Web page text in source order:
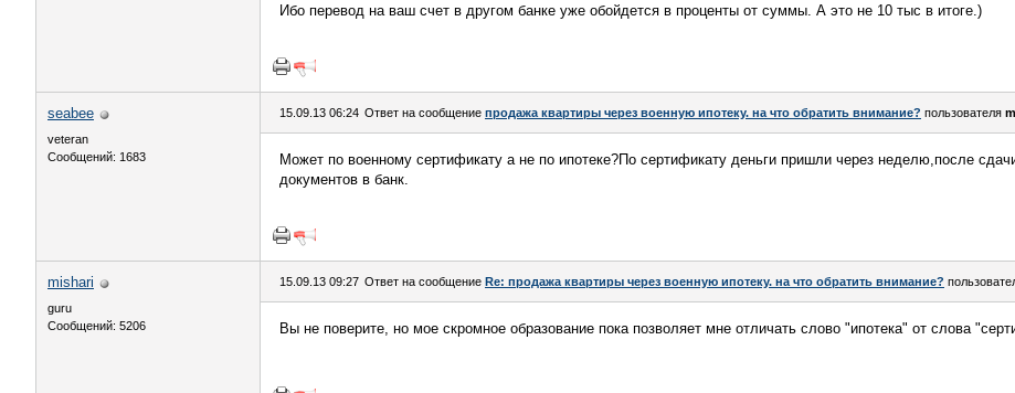
Ибо перевод на ваш счет в другом банке уже обойдется в проценты от суммы. А это не 10 тыс в итоге.)
seabee
veteran
Сообщений: 1683
15.09.13 06:24 Ответ на сообщение продажа квартиры через военную ипотеку. на что обратить внимание? пользователя
Может по военному сертификату а не по ипотеке?По сертификату деньги пришли через неделю,после
документов в банк.
mishari
guru
Сообщений: 5206
15.09.13 09:27 Ответ на сообщение Re: продажа квартиры через военную ипотеку. на что обратить внимание?
Вы не поверите, но мое скромное образование пока позволяет мне отличать слово "ипотека" от слова